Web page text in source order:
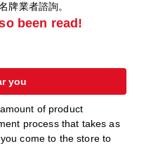
牌業者諮詢。
been read!
you
of product
process that takes as
come to the store to